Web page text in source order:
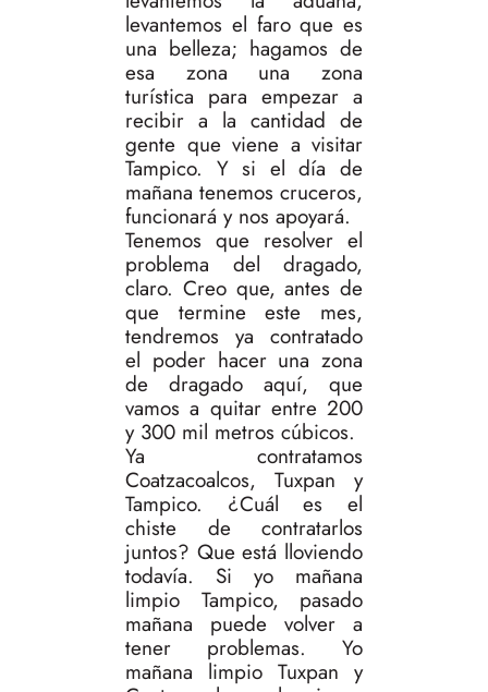
levantemos el faro que es
una belleza; hagamos de
esa zona una zona
turística para empezar a
recibir a la cantidad de
gente que viene a visitar
Tampico. Y si el día de
mañana tenemos cruceros,
funcionará y nos apoyará.
Tenemos que resolver el
problema del dragado,
claro. Creo que, antes de
que termine este mes,
tendremos ya contratado
el poder hacer una zona
de dragado aquí, que
vamos a quitar entre 200
y 300 mil metros cúbicos.
Ya contratamos
Coatzacoalcos, Tuxpan y
Tampico. ¿Cuál es el
chiste de contratarlos
juntos? Que está lloviendo
todavía. Si yo mañana
limpio Tampico, pasado
mañana puede volver a
tener problemas. Yo
mañana limpio Tuxpan y